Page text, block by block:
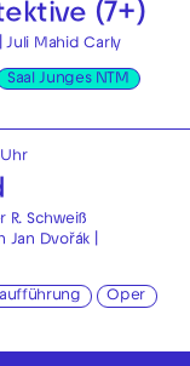
(7+)
Juli Mahid Carly
Saal Junges NTM
Uhr
Schweiß
Dvořák |
Oper